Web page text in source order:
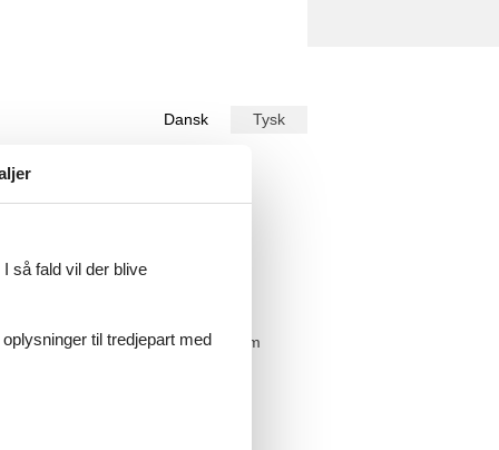
Dansk Tysk
på
2 weitere Wohnungen laden im
- und alle Produkte kommen vom
så fald vil der blive
til tredjepart med